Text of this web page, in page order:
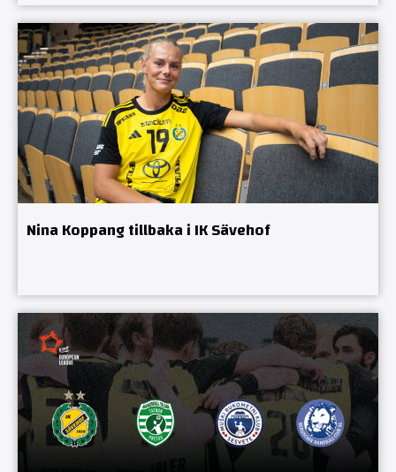
Nina Koppang tillbaka i IK Sävehof